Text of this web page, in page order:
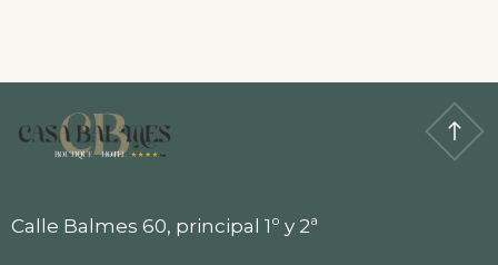
Calle Balmes 60, principal 1º y 2ª